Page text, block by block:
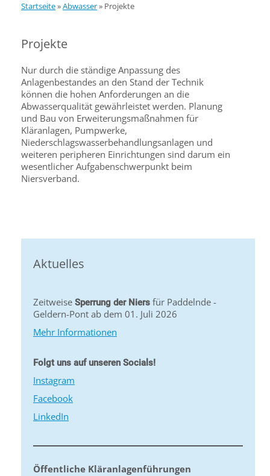
Startseite»Abwasser» Projekte
Projekte
Nur durch die ständige Anpassung des
Anlagenbestandes an den Stand der Technik
können die hohen Anforderungen an die
Abwasserqualität gewährleistet werden. Planung
und Bau von Erweiterungsmaßnahmen für
Kläranlagen, Pumpwerke,
Niederschlagswasserbehandlungsanlagen und
weiteren peripheren Einrichtungen sind darum ein
wesentlicher Aufgabenschwerpunkt beim
Niersverband.
Aktuelles
Zeitweise Sperrung der Niers für Paddelnde -
Geldern-Pont ab dem 01. Juli 2026
Mehr Informationen
Folgt uns auf unseren Socials!
Instagram
Facebook
LinkedIn
Öffentliche Kläranlagenführungen